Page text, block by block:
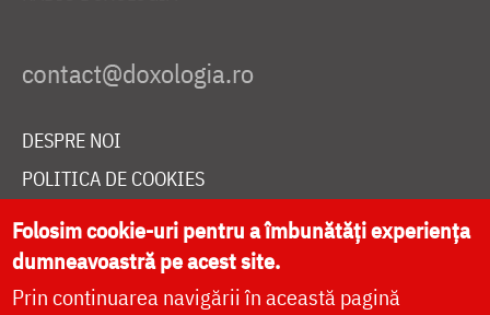
DESPRE NOI
POLITICA DE COOKIES
DONEAZĂ ONLINE PENTRU CATEDRALA NAȚIONALĂ
LIVE
Folosim cookie-uri pentru a îmbunătăți experiența
dumneavoastră pe acest site.
Prin continuarea navigării în această pagină